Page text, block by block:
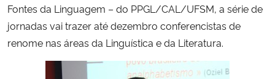
Secretaria-Geral
Secretaria de Governo
Fontes da Linguagem – do PPGL/CAL/UFSM, a série de
jornadas vai trazer até dezembro conferencistas de
renome nas áreas da Linguística e da Literatura.